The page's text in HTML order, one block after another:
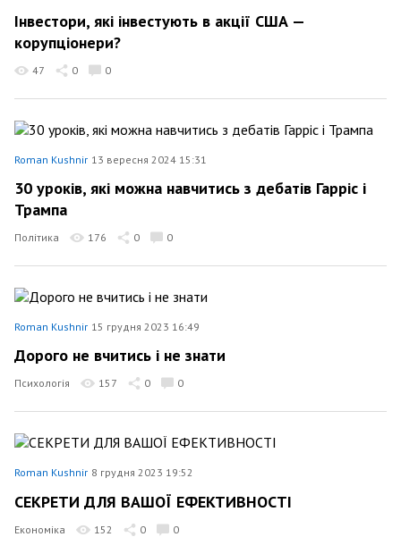
Інвестори, які інвестують в акції США —
корупціонери?
47 0 0
Roman Kushnir 13 вересня 2024 15:31
30 уроків, які можна навчитись з дебатів Гарріс і
Трампа
Політика 176 0 0
Roman Kushnir 15 грудня 2023 16:49
Дорого не вчитись і не знати
Психологія 157 0 0
Roman Kushnir 8 грудня 2023 19:52
СЕКРЕТИ ДЛЯ ВАШОЇ ЕФЕКТИВНОСТІ
Економіка 152 0 0